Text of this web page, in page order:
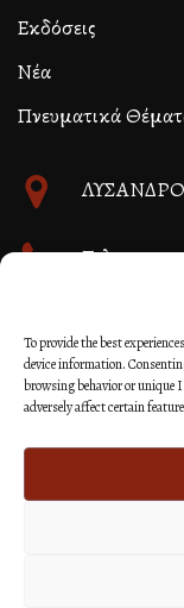
To provide the best
device information.
browsing behavior or unique
adversely affect certain
Εκδόσεις
Νέα
Πνευματικά
Τηλ. 27310
Κατασκευή
Hellenic